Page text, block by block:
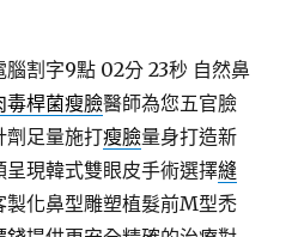
腦割字9點 02分 23秒 自然鼻
毒桿菌瘦臉醫師為您五官臉
劑足量施打瘦臉量身打造新
現韓式雙眼皮手術選擇縫
製化鼻型雕塑植髮前M型禿